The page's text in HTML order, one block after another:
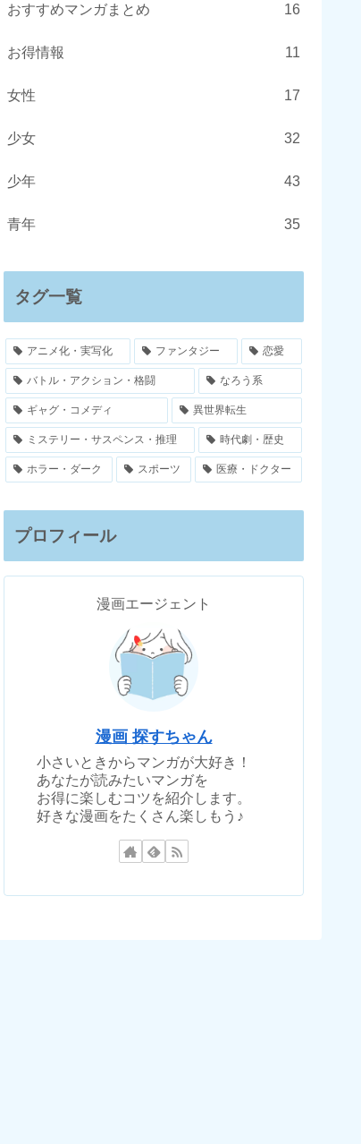
おすすめマンガまとめ 16
お得情報 11
女性 17
少女 32
少年 43
青年 35
タグ一覧
アニメ化・実写化 ファンタジー 恋愛
バトル・アクション・格闘 なろう系
ギャグ・コメディ 異世界転生
ミステリー・サスペンス・推理 時代劇・歴史
ホラー・ダーク スポーツ 医療・ドクター
プロフィール
漫画エージェント
漫画 探すちゃん
小さいときからマンガが大好き！
あなたが読みたいマンガを
お得に楽しむコツを紹介します。
好きな漫画をたくさん楽しもう♪